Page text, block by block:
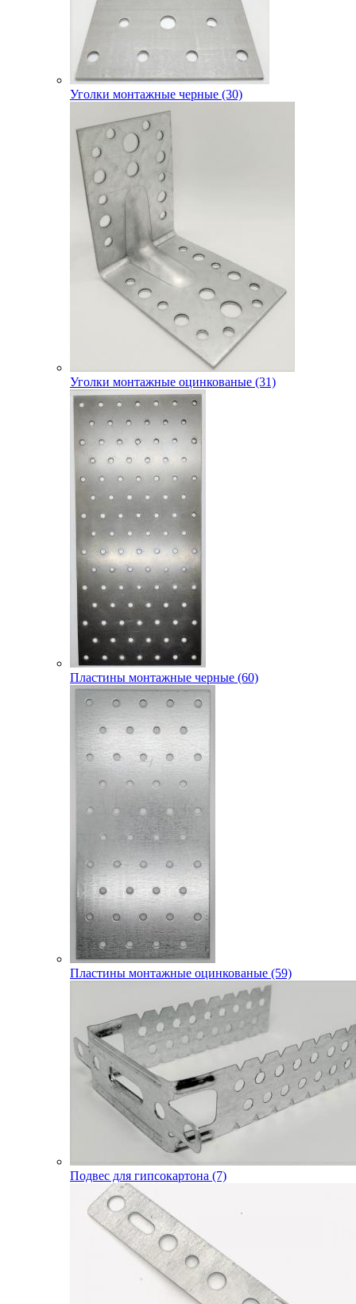
Уголки монтажные черные (30)
Уголки монтажные оцинкованые (31)
Пластины монтажные черные (60)
Пластины монтажные оцинкованые (59)
Подвес для гипсокартона (7)